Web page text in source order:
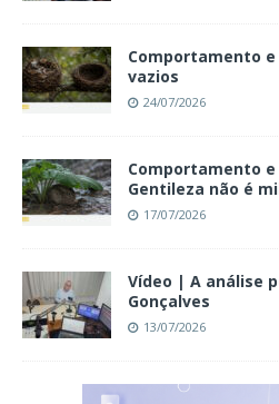
Comportamento
vazios
24/07/2026
Comportamento
Gentileza não é
17/07/2026
Vídeo | A análise
Gonçalves
13/07/2026